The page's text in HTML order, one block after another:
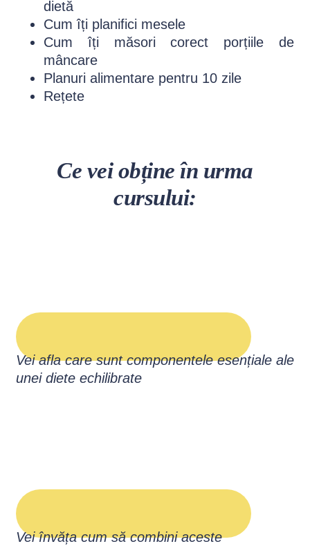
dietă
Cum îți planifici mesele
Cum îți măsori corect porțiile de
mâncare
Planuri alimentare pentru 10 zile
Rețete
Ce vei obține în urma
cursului:
Vei afla care sunt componentele esențiale ale
unei diete echilibrate
Vei învăța cum să combini aceste